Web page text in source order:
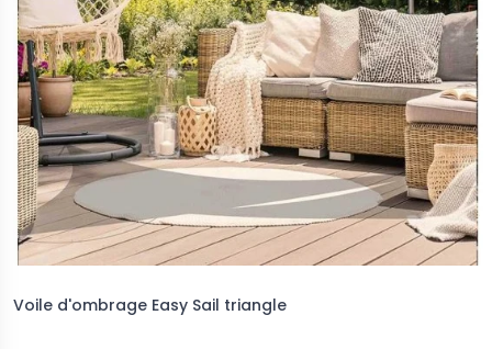
Voile d'ombrage Easy Sail triangle